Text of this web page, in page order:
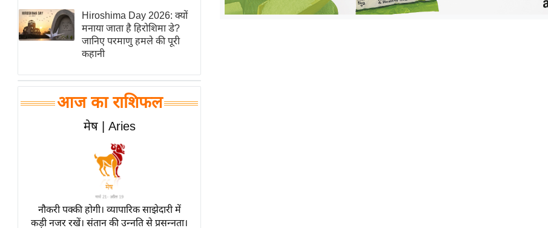
यंग इंडिया
साहित्य जगत
ऑटो वर्ल्ड
मनोरंजन जगत
बॉलीवुड
हॉलीवुड
Breaking
लाइफस्टाइल
टेक्नॉलॉजी
Hiroshima Day 2026: क्यों
मनाया जाता है हिरोशिमा डे?
जानिए परमाणु हमले की पूरी
कहानी
आज का राशिफल
मेष | Aries
नौकरी पक्की होगी। व्यापारिक साझेदारी में
कड़ी नजर रखें। संतान की उन्नति से प्रसन्नता।